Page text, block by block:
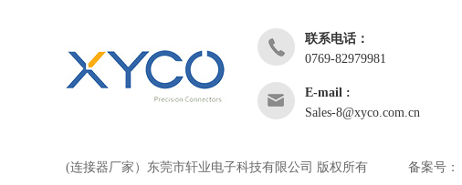
联系电话：
0769-82979981
E-mail :
Sales-8@xyco.com.cn
(连接器厂家）东莞市轩业电子科技有限公司 版权所有 备案号：